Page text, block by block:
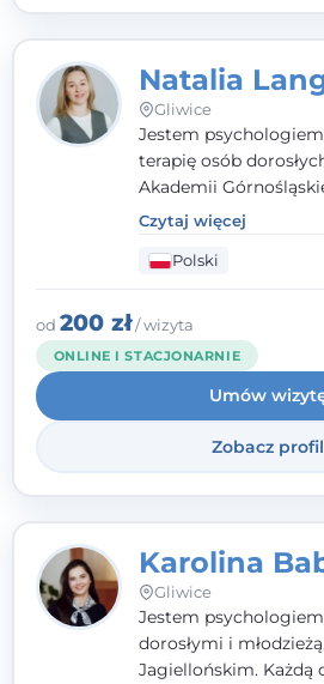
Natalia
Gliwice
Jestem
terapię osób
Akademii
kliniczną. Oferuję
psychologiczne i
psychologiczną w
stresie czy
spotkanie traktuję z
uważnością i w
Czytaj więcej
Polski
od 200 zł/ wizyta
ONLINE I STACJONARNIE
Umów
Zobacz profil
Karolina
Gliwice
Jestem
dorosłymi i
Jagiellońskim. Każdą